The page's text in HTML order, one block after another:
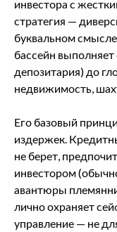
инвестора с
стратегия —
буквальном
бассейн
депозитария) до
недвижимость,
Его базовый
издержек.
не берет,
инвестором
авантюры
лично охраняет
управление — не